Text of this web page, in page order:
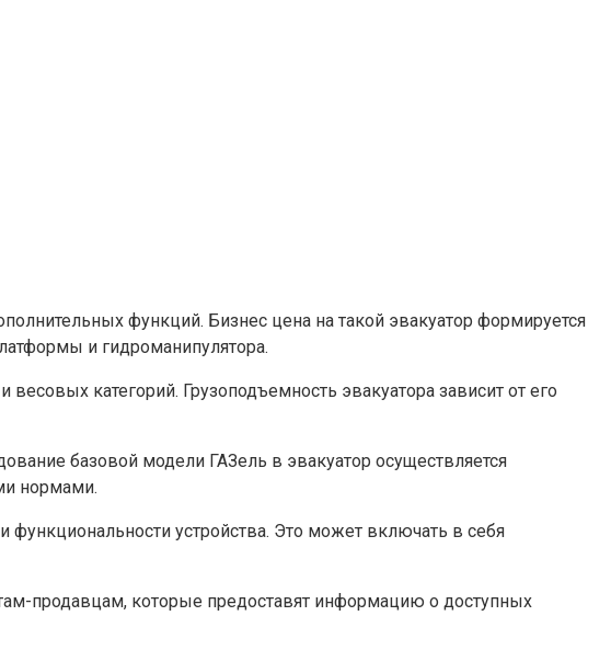
функций. Бизнес цена на такой эвакуатор формируется
и гидроманипулятора.
категорий. Грузоподъемность эвакуатора зависит от его
базовой модели ГАЗель в эвакуатор осуществляется
нормами.
устройства. Это может включать в себя
продавцам, которые предоставят информацию о доступных